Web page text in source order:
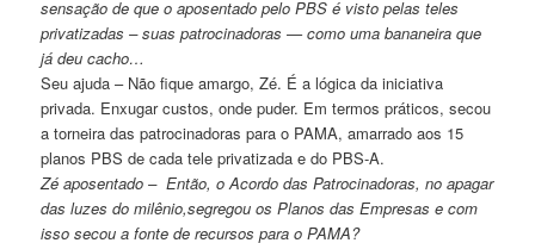
sensação de que o aposentado pelo PBS é visto pelas teles
privatizadas – suas patrocinadoras — como uma bananeira que
já deu cacho…
Seu ajuda – Não fique amargo, Zé. É a lógica da iniciativa
privada. Enxugar custos, onde puder. Em termos práticos, secou
a torneira das patrocinadoras para o PAMA, amarrado aos 15
planos PBS de cada tele privatizada e do PBS-A.
Zé aposentado – Então, o Acordo das Patrocinadoras, no apagar
das luzes do milênio,segregou os Planos das Empresas e com
isso secou a fonte de recursos para o PAMA?